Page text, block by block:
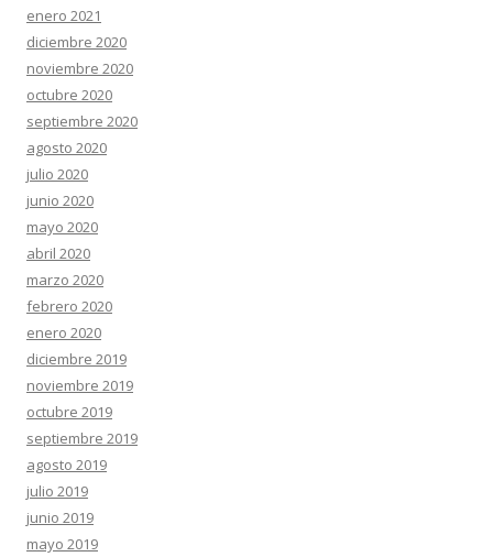
enero 2021
diciembre 2020
noviembre 2020
octubre 2020
septiembre 2020
agosto 2020
julio 2020
junio 2020
mayo 2020
abril 2020
marzo 2020
febrero 2020
enero 2020
diciembre 2019
noviembre 2019
octubre 2019
septiembre 2019
agosto 2019
julio 2019
junio 2019
mayo 2019